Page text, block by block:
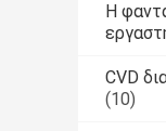
Η
CVD
(10)